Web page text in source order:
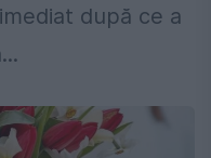
după ce a